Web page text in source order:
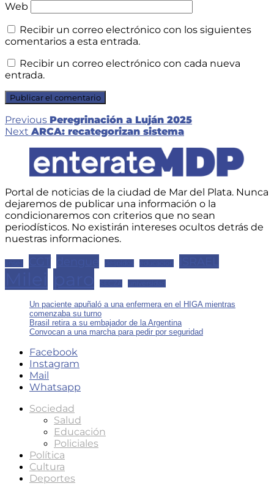
Web
Recibir un correo electrónico con los siguientes
comentarios a esta entrada.
Recibir un correo electrónico con cada nueva
entrada.
Navegación
de
entradas
Previous Previous
post:
Peregrinación a Luján 2025
Next Next
ARCA: recategorizan sistema
Portal de noticias de la ciudad de Mar del Plata. Nunca
dejaremos de publicar una información o la
condicionaremos con criterios que no sean
periodísticos. No existirán intereses ocultos detrás de
nuestras informaciones.
Un paciente apuñaló a una enfermera en el HIGA mientras
comenzaba su turno
Brasil retira a su embajador de la Argentina
Convocan a una marcha para pedir por seguridad
Facebook
Instagram
Mail
Whatsapp
Sociedad
Salud
Educación
Policiales
Política
Cultura
Deportes